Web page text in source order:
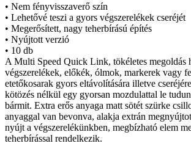
• Nem fényvisszaverő szín
• Lehetővé teszi a gyors végszerelékek cseréjét
• Megerősített, nagy teherbírású építés
• Nyújtott verzió
• 10 db
A Multi Speed Quick Link, tökéletes megoldás
végszerelékek, előkék, ólmok, markerek vagy
etetőkosarak gyors eltávolítására illetve
kötözés nélkül egy gyorsan mozdulattal le
bármit. Extra erős anyaga matt sötét szürke
anyaggal van bevonva, alakja extrán
nyújt a végszerelékünkben, megbízható elem
teherbírással rendelkezik.